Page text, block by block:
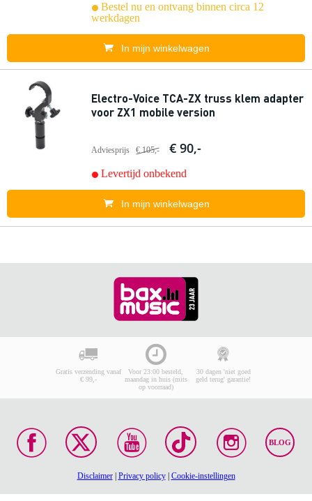
Bestel nu en ontvang binnen circa 12
werkdagen
In mijn winkelwagen
Electro-Voice TCA-ZX truss klem adapter
voor ZX1 mobile version
Adviesprijs € 105,- € 90,-
Levertijd onbekend
In mijn winkelwagen
Gratis verzending vanaf
€ 99,-
Voor 23:00 besteld,
maandag in huis (mits
op voorraad)
30 dagen 'niet goed
geld terug' garantie!
BLOG
Disclaimer| Privacy policy| Cookie-instellingen